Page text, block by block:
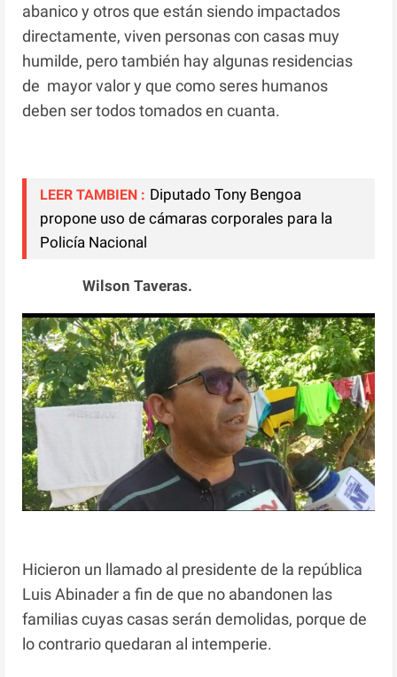
abanico y otros que están siendo impactados
directamente, viven personas con casas muy
humilde, pero también hay algunas residencias
de mayor valor y que como seres humanos
deben ser todos tomados en cuanta.
LEER TAMBIEN : Diputado Tony Bengoa
propone uso de cámaras corporales para la
Policía Nacional
Wilson Taveras.
Hicieron un llamado al presidente de la república
Luis Abinader a fin de que no abandonen las
familias cuyas casas serán demolidas, porque de
lo contrario quedaran al intemperie.